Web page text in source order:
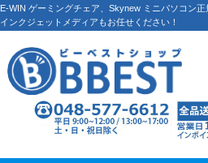
E-WIN ゲーミングチェア、Skynew ミニパソコン
インクジェットメディアもお任せください！